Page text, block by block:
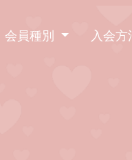
会員種別 入会方